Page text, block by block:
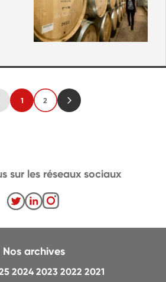
1 2
Nos archives
2024 2023 2022 2021
sur les réseaux sociaux